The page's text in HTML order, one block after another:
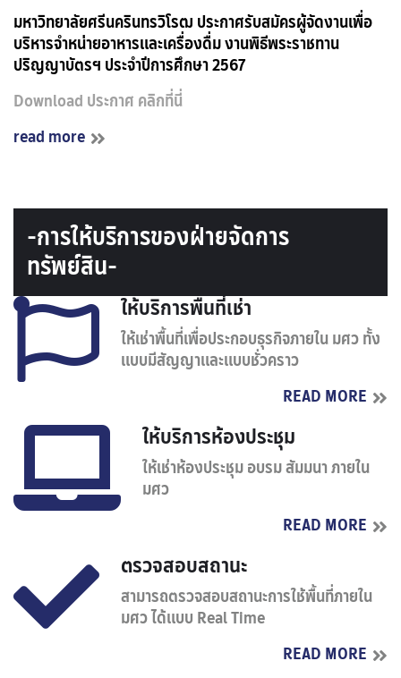
มหาวิทยาลัยศรีนครินทรวิโรฒ ประกาศรับสมัครผู้จัดงานเพื่อ
บริหารจำหน่ายอาหารและเครื่องดื่ม งานพิธีพระราชทาน
ปริญญาบัตรฯ ประจำปีการศึกษา 2567
Download ประกาศ คลิกที่นี่
read more
-การให้บริการของฝ่ายจัดการ
ทรัพย์สิน-
ให้บริการพื้นที่เช่า
ให้เช่าพื้นที่เพื่อประกอบธุรกิจภายใน มศว ทั้ง
แบบมีสัญญาและแบบชั่วคราว
READ MORE
ให้บริการห้องประชุม
ให้เช่าห้องประชุม อบรม สัมมนา ภายใน
มศว
READ MORE
ตรวจสอบสถานะ
สามารถตรวจสอบสถานะการใช้พื้นที่ภายใน
มศว ได้แบบ Real Time
READ MORE